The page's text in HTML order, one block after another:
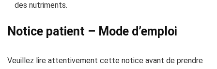
des nutriments.
Notice patient – Mode d’emploi
Veuillez lire attentivement cette notice avant de prendre